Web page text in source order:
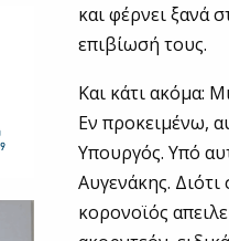
και φέρνει ξανά
επιβίωσή τους.
Και κάτι ακόμα:
Εν προκειμένω,
Υπουργός. Υπό
Αυγενάκης.
κορονοϊός